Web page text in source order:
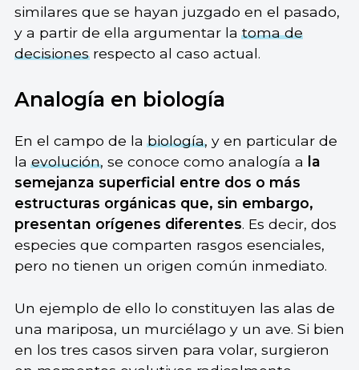
similares que se hayan juzgado en el pasado,
y a partir de ella argumentar latoma de
decisionesrespecto al caso actual.
Analogía en biología
En el campo de labiología, y en particular de
laevolución, se conoce como analogía a
la
semejanza superficial entre dos o más
estructuras orgánicas que, sin embargo,
presentan orígenes diferentes. Es decir, dos
especies que comparten rasgos esenciales,
pero no tienen un origen común inmediato.
Un ejemplo de ello lo constituyen las alas de
una mariposa, un murciélago y un ave. Si bien
en los tres casos sirven para volar, surgieron